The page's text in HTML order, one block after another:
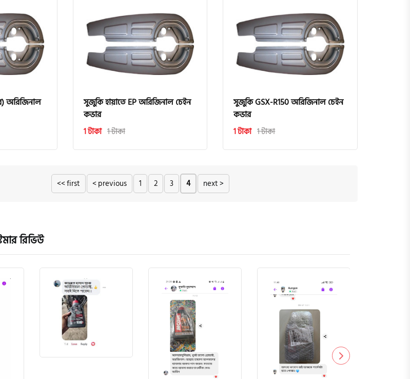
অরিজিনাল
সুজুকি হায়াতে EP অরিজিনাল চেইন
কভার
1 টাকা 1 টাকা
সুজুকি GSX-R150 অরিজিনাল চেইন
কভার
1 টাকা 1 টাকা
<< first < previous 1 2 3 4 next >
রিভিউ